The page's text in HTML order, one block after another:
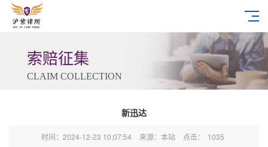
索赔征集
CLAIM COLLECTION
新迅达
时间：2024-12-23 10:07:54 来源：本站 点击： 1035